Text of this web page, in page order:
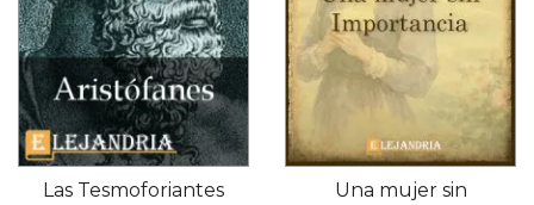
Las Tesmoforiantes
Una mujer sin